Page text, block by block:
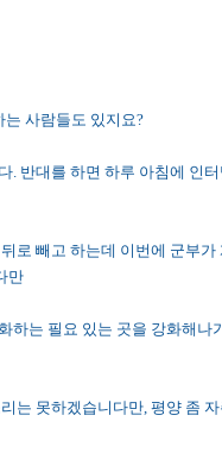
는 사람들도 있지요?
반대를 하면 하루 아침에 인
로 빼고 하는데 이번에 군부
만
하는 필요 있는 곳을 강화해나
는 못하겠습니다만, 평양 좀